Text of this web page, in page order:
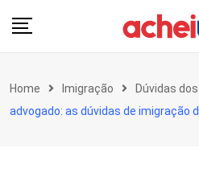
Home Imigração Dúvidas
advogado: as dúvidas de imigração